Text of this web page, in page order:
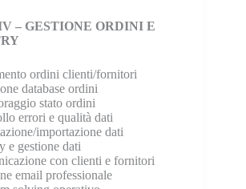
– GESTIONE ORDINI E
ordini clienti/fornitori
database ordini
stato ordini
errori e qualità dati
importazione dati
e gestione dati
con clienti e fornitori
email professionale